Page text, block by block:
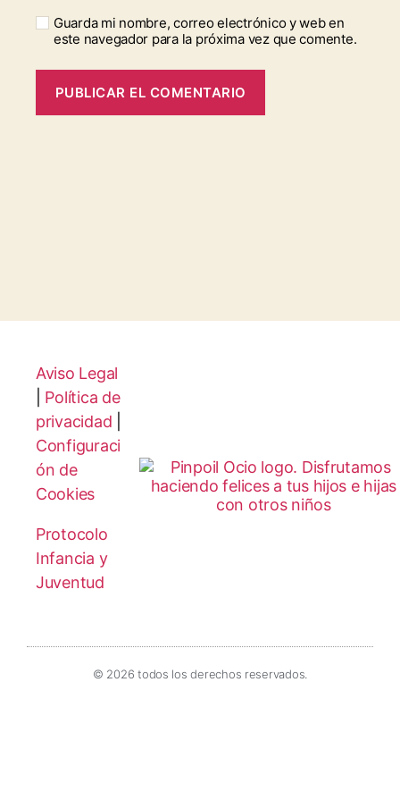
Guarda mi nombre, correo electrónico y web en
este navegador para la próxima vez que comente.
Aviso Legal
Política de
privacidad
Configuraci
ón de
Cookies
Protocolo
Infancia y
Juventud
© 2026 todos los derechos reservados.